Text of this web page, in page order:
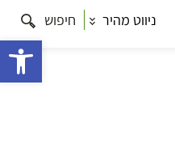
ניווט מהיר חיפוש